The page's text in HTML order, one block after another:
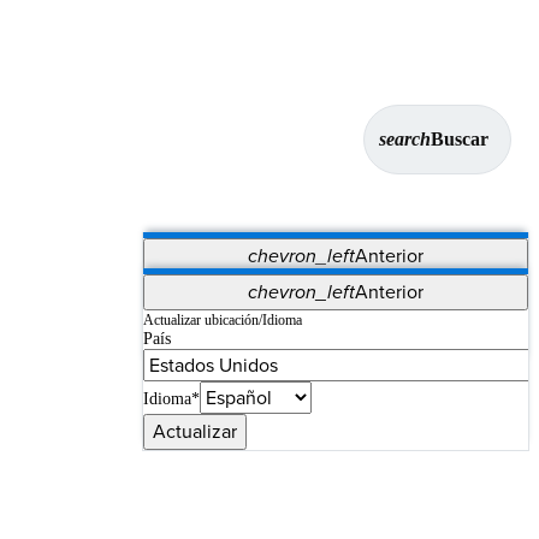
searchBuscar
chevron_leftAnterior
Vet Systems OrthoPedia Patient
Supplier Portal
Synergy Imaging & Resection
chevron_leftAnterior
Actualizar ubicación/Idioma
País
Idioma*
Actualizar